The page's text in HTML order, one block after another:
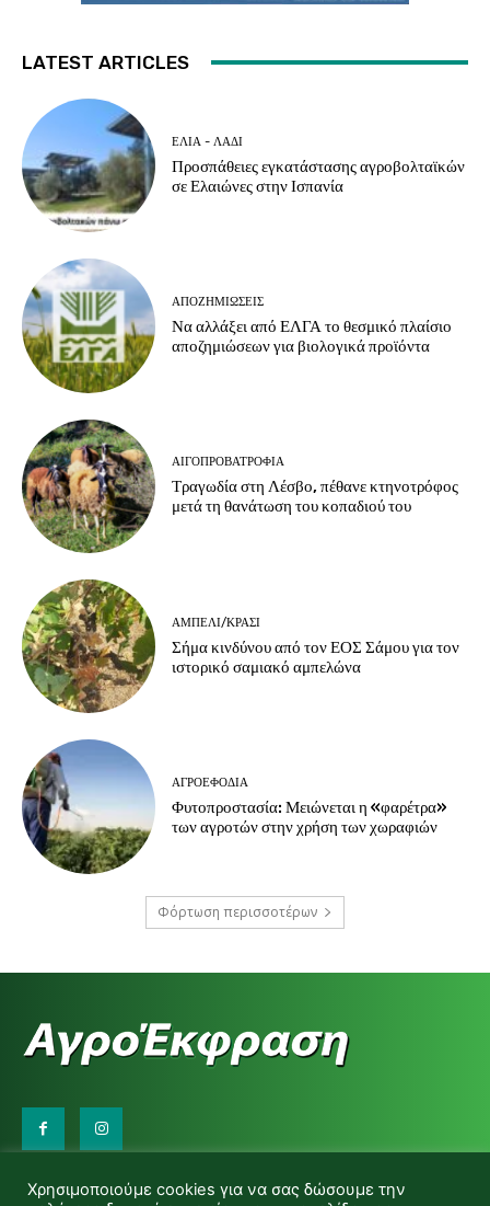
LATEST ARTICLES
ΕΛΙΆ - ΛΆΔΙ
Προσπάθειες εγκατάστασης αγροβολταϊκών
σε Ελαιώνες στην Ισπανία
ΑΠΟΖΗΜΙΏΣΕΙΣ
Να αλλάξει από ΕΛΓΑ το θεσμικό πλαίσιο
αποζημιώσεων για βιολογικά προϊόντα
ΑΙΓΟΠΡΟΒΑΤΡΟΦΊΑ
Τραγωδία στη Λέσβο, πέθανε κτηνοτρόφος
μετά τη θανάτωση του κοπαδιού του
ΑΜΠΈΛΙ/ΚΡΑΣΊ
Σήμα κινδύνου από τον ΕΟΣ Σάμου για τον
ιστορικό σαμιακό αμπελώνα
ΑΓΡΟΕΦΌΔΙΑ
Φυτοπροστασία: Μειώνεται η «φαρέτρα»
των αγροτών στην χρήση των χωραφιών
Φόρτωση περισσοτέρων
d.makas@yahoo.gr
Χρησιμοποιούμε cookies για να σας δώσουμε την